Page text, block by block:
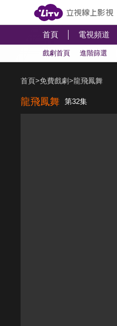
首頁 電視頻道
戲劇首頁 進階篩選
首頁>免費戲劇>龍飛鳳舞
龍飛鳳舞 第32集